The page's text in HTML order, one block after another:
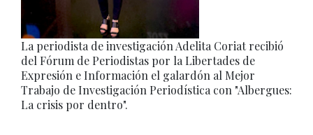
La periodista de investigación Adelita Coriat recibió
del Fórum de Periodistas por la Libertades de
Expresión e Información el galardón al Mejor
Trabajo de Investigación Periodística con "Albergues:
La crisis por dentro".